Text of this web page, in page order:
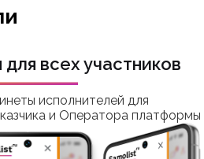
всех участников
исполнителей для
и Оператора платформы